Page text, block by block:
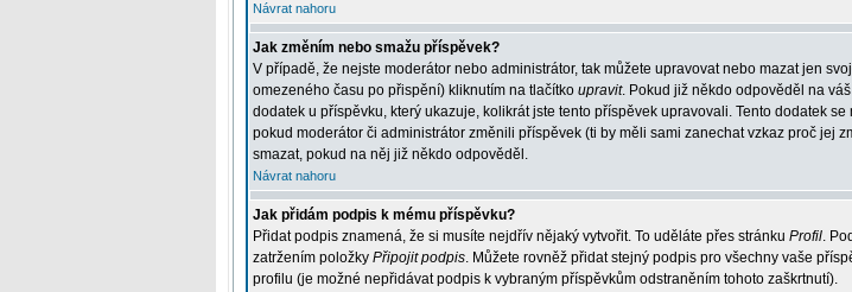
Návrat nahoru
Jak změním nebo smažu příspěvek?
V případě, že nejste moderátor nebo administrátor, tak můžete upravovat nebo mazat jen
omezeného času po přispění) kliknutím na tlačítko upravit. Pokud již někdo odpověděl na
dodatek u příspěvku, který ukazuje, kolikrát jste tento příspěvek upravovali. Tento dodatek
pokud moderátor či administrátor změnili příspěvek (ti by měli sami zanechat vzkaz proč jej
smazat, pokud na něj již někdo odpověděl.
Návrat nahoru
Jak přidám podpis k mému příspěvku?
Přidat podpis znamená, že si musíte nejdřív nějaký vytvořit. To uděláte přes stránku Profil.
zatržením položky Připojit podpis. Můžete rovněž přidat stejný podpis pro všechny vaše
profilu (je možné nepřidávat podpis k vybraným příspěvkům odstraněním tohoto zaškrtnutí).